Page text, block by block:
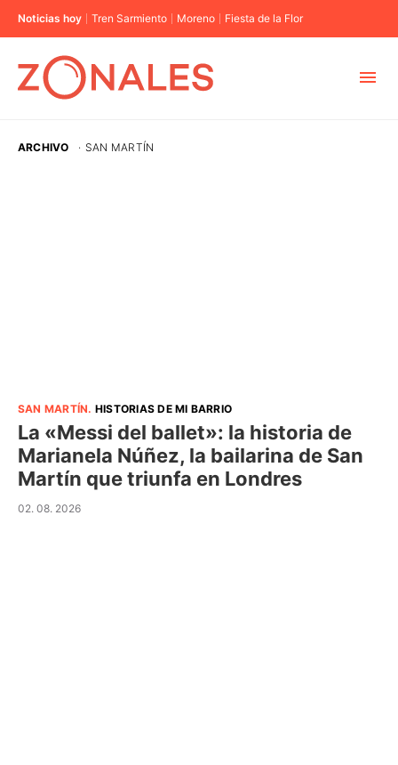
Noticias hoy Tren Sarmiento Moreno Fiesta de la Flor
ARCHIVO · SAN MARTÍN
SAN MARTÍN. HISTORIAS DE MI BARRIO
La «Messi del ballet»: la historia de
Marianela Núñez, la bailarina de San
Martín que triunfa en Londres
02. 08. 2026